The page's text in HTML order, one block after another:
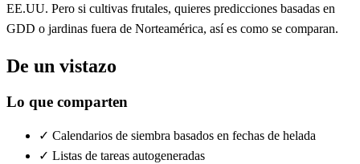
EE.UU. Pero si cultivas frutales, quieres predicciones basadas en
GDD o jardinas fuera de Norteamérica, así es como se comparan.
De un vistazo
Lo que comparten
✓ Calendarios de siembra basados en fechas de helada
✓ Listas de tareas autogeneradas